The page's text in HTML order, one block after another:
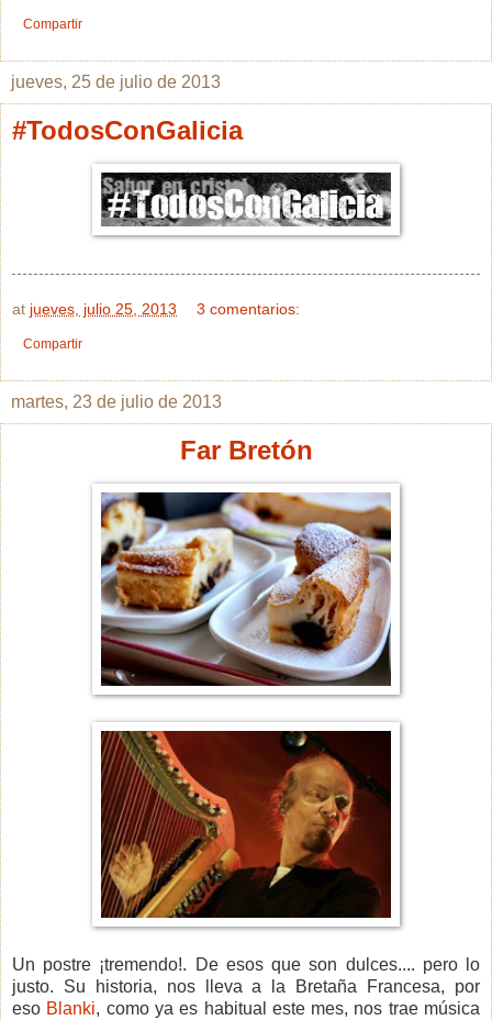
Compartir
jueves, 25 de julio de 2013
#TodosConGalicia
at jueves, julio 25, 2013 3 comentarios:
Compartir
martes, 23 de julio de 2013
Far Bretón
Un postre ¡tremendo!. De esos que son dulces.... pero lo
justo. Su historia, nos lleva a la Bretaña Francesa, por
eso Blanki, como ya es habitual este mes, nos trae música